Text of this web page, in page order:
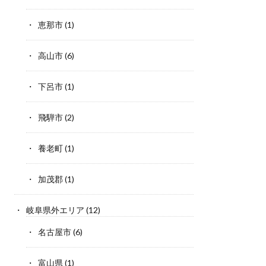
恵那市(1)
高山市(6)
下呂市(1)
飛騨市(2)
養老町(1)
加茂郡(1)
岐阜県外エリア (12)
名古屋市(6)
富山県 (1)